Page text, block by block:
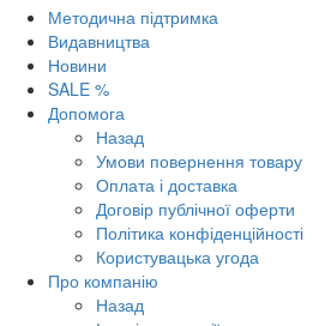
Методична підтримка
Видавництва
Новини
SALE %
Допомога
Назад
Умови повернення товару
Оплата і доставка
Договір публічної оферти
Політика конфіденційності
Користувацька угода
Про компанію
Назад